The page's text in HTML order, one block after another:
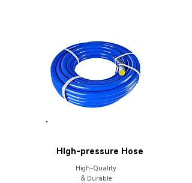
High-pressure Hose
High-Quality
& Durable